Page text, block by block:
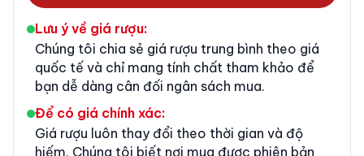
Lưu ý về giá rượu:
Chúng tôi chia sẻ giá rượu trung bình theo giá
quốc tế và chỉ mang tính chất tham khảo để
bạn dễ dàng cân đối ngân sách mua.
Để có giá chính xác:
Giá rượu luôn thay đổi theo thời gian và độ
hiếm. Chúng tôi biết nơi mua được phiên bản